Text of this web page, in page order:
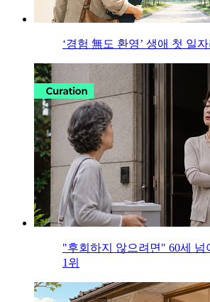
‘경험 無도 환영’ 생애 첫 일
"후회하지 않으려면" 60세 넘
1위